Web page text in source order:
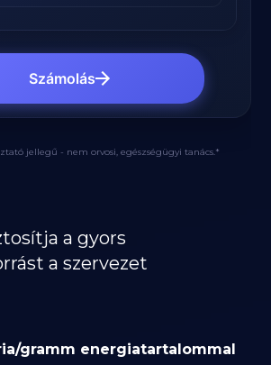
Számolás
jellegű - nem orvosi, egészségügyi tanács.*
a gyors
a szervezet
gramm energiatartalommal